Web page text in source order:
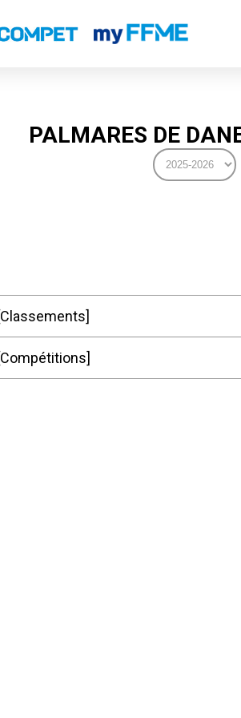
PALMARES DE
Classements
Compétitions